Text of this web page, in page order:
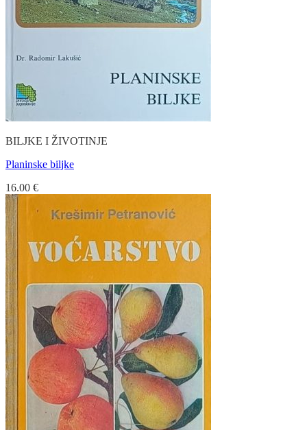
BILJKE I ŽIVOTINJE
Planinske biljke
16.00 €